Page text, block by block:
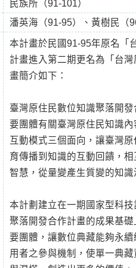
民族所（91-101）
潘英海（91-95）、黃樹民（
本計畫於民國91-95年原名「
計畫進入第二期更名為「台
畫簡介如下：
臺灣原住民數位知識聚落開
要團體有關臺灣原住民知識
互動模式三個面向，讓臺灣
育傳播到知識的互動回饋，
智慧，從量變產生質變的知識
本計劃建立在一期國家型科
聚落開發合作計畫的成果基
要團體，讓數位典藏能夠永
用者之參與機制，使單一典